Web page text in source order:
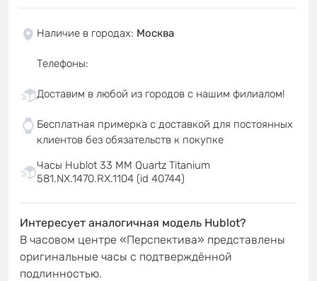
Наличие в городах: Москва
Телефоны:
Доставим в любой из городов с нашим филиалом!
Бесплатная примерка с доставкой для постоянных
клиентов без обязательств к покупке
Часы Hublot 33 MM Quartz Titanium
581.NX.1470.RX.1104 (id 40744)
Интересует аналогичная модель Hublot?
В часовом центре «Перспектива» представлены
оригинальные часы с подтверждённой
подлинностью.